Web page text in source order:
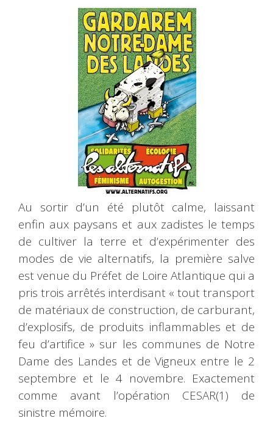
Au sortir d’un été plutôt calme, laissant
enfin aux paysans et aux zadistes le temps
de cultiver la terre et d’expérimenter des
modes de vie alternatifs, la première salve
est venue du Préfet de Loire Atlantique qui a
pris trois arrêtés interdisant « tout transport
de matériaux de construction, de carburant,
d’explosifs, de produits inflammables et de
feu d’artifice » sur les communes de Notre
Dame des Landes et de Vigneux entre le 2
septembre et le 4 novembre. Exactement
comme avant l’opération CESAR(1) de
sinistre mémoire.